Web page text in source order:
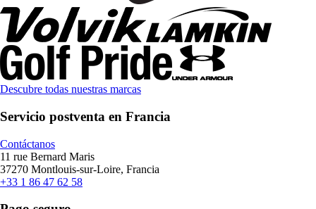
Descubre todas nuestras marcas
Servicio postventa en Francia
Contáctanos
11 rue Bernard Maris
37270 Montlouis-sur-Loire, Francia
+33 1 86 47 62 58